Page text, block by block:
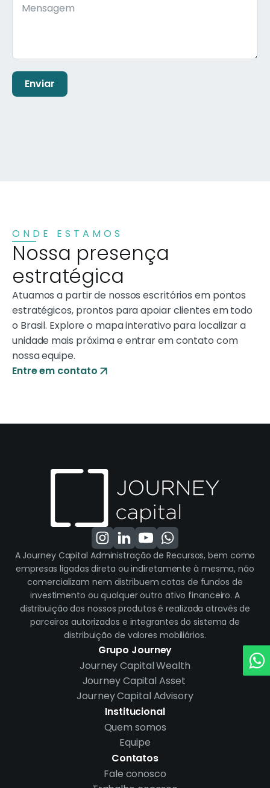
Enviar
ONDE ESTAMOS
Nossa presença
estratégica
Atuamos a partir de nossos escritórios em pontos
estratégicos, prontos para apoiar clientes em todo
o Brasil. Explore o mapa interativo para localizar a
unidade mais próxima e entrar em contato com
nossa equipe.
Entre em contato
A Journey Capital Administração de Recursos, bem como
empresas ligadas direta ou indiretamente à mesma, não
comercializam nem distribuem cotas de fundos de
investimento ou qualquer outro ativo financeiro. A
distribuição dos nossos produtos é realizada através de
parceiros autorizados e integrantes do sistema de
distribuição de valores mobiliários.
Grupo Journey
Journey Capital Wealth
Journey Capital Asset
Journey Capital Advisory
Institucional
Quem somos
Equipe
Contatos
Fale conosco